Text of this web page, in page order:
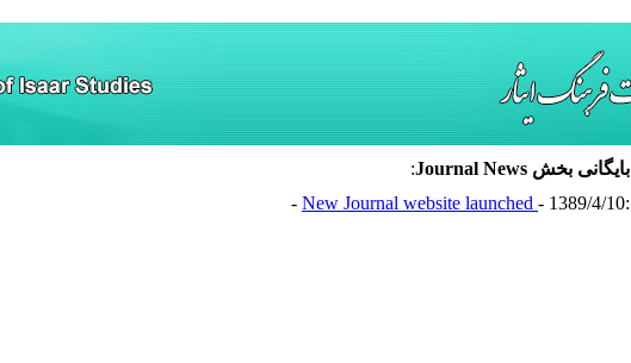
بایگانی بخش Journal News
:
New Journal website launched - 1389/4/10 -